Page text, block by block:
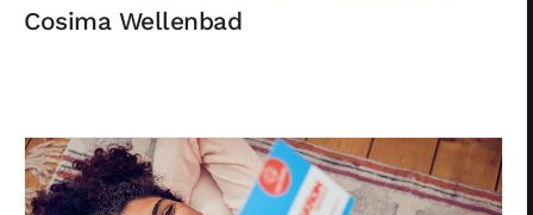
Cosima Wellenbad